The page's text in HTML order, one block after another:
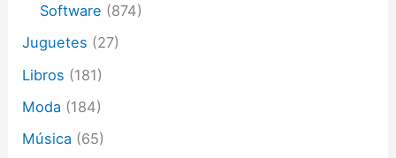
Software (874)
Juguetes (27)
Libros (181)
Moda (184)
Música (65)